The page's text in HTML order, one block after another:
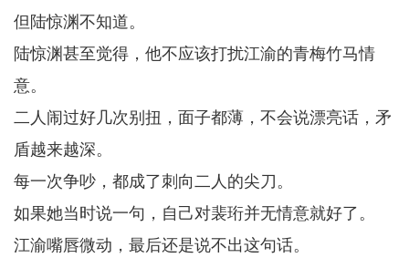
但陆惊渊不知道。
陆惊渊甚至觉得，他不应该打扰江渝的青梅竹马情
意。
二人闹过好几次别扭，面子都薄，不会说漂亮话，矛
盾越来越深。
每一次争吵，都成了刺向二人的尖刀。
如果她当时说一句，自己对裴珩并无情意就好了。
江渝嘴唇微动，最后还是说不出这句话。